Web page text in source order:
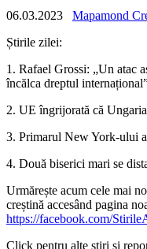
06.03.2023 Mapamond
Știrile zilei:
1. Rafael Grossi: „Un atac
încălca dreptul
2. UE îngrijorată că
3. Primarul New York-ului
4. Două biserici mari se
Urmărește acum cele mai
creștină accesând pagina
https://facebook.com/
Click pentru alte știri și